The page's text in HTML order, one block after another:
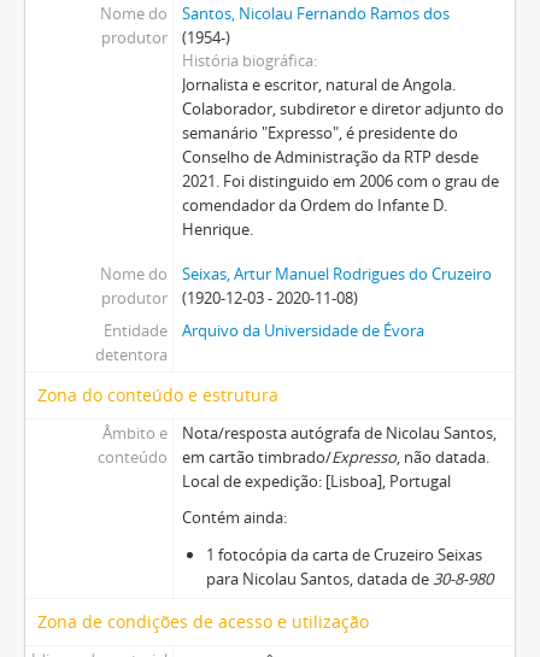
Nome do
produtor
Santos, Nicolau Fernando Ramos dos
(1954-)
História biográfica
Jornalista e escritor, natural de Angola.
Colaborador, subdiretor e diretor adjunto do
semanário "Expresso", é presidente do
Conselho de Administração da RTP desde
2021. Foi distinguido em 2006 com o grau de
comendador da Ordem do Infante D.
Henrique.
Nome do
produtor
Seixas, Artur Manuel Rodrigues do Cruzeiro
(1920-12-03 - 2020-11-08)
Entidade
detentora
Arquivo da Universidade de Évora
Zona do conteúdo e estrutura
Âmbito e
conteúdo
Nota/resposta autógrafa de Nicolau Santos,
em cartão timbrado/Expresso, não datada.
Local de expedição: [Lisboa], Portugal
Contém ainda:
1 fotocópia da carta de Cruzeiro Seixas
para Nicolau Santos, datada de 30-8-980
Zona de condições de acesso e utilização